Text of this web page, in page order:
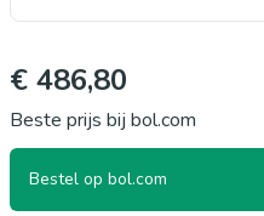
€ 486,80
Beste prijs bij bol.com
Bestel op bol.com